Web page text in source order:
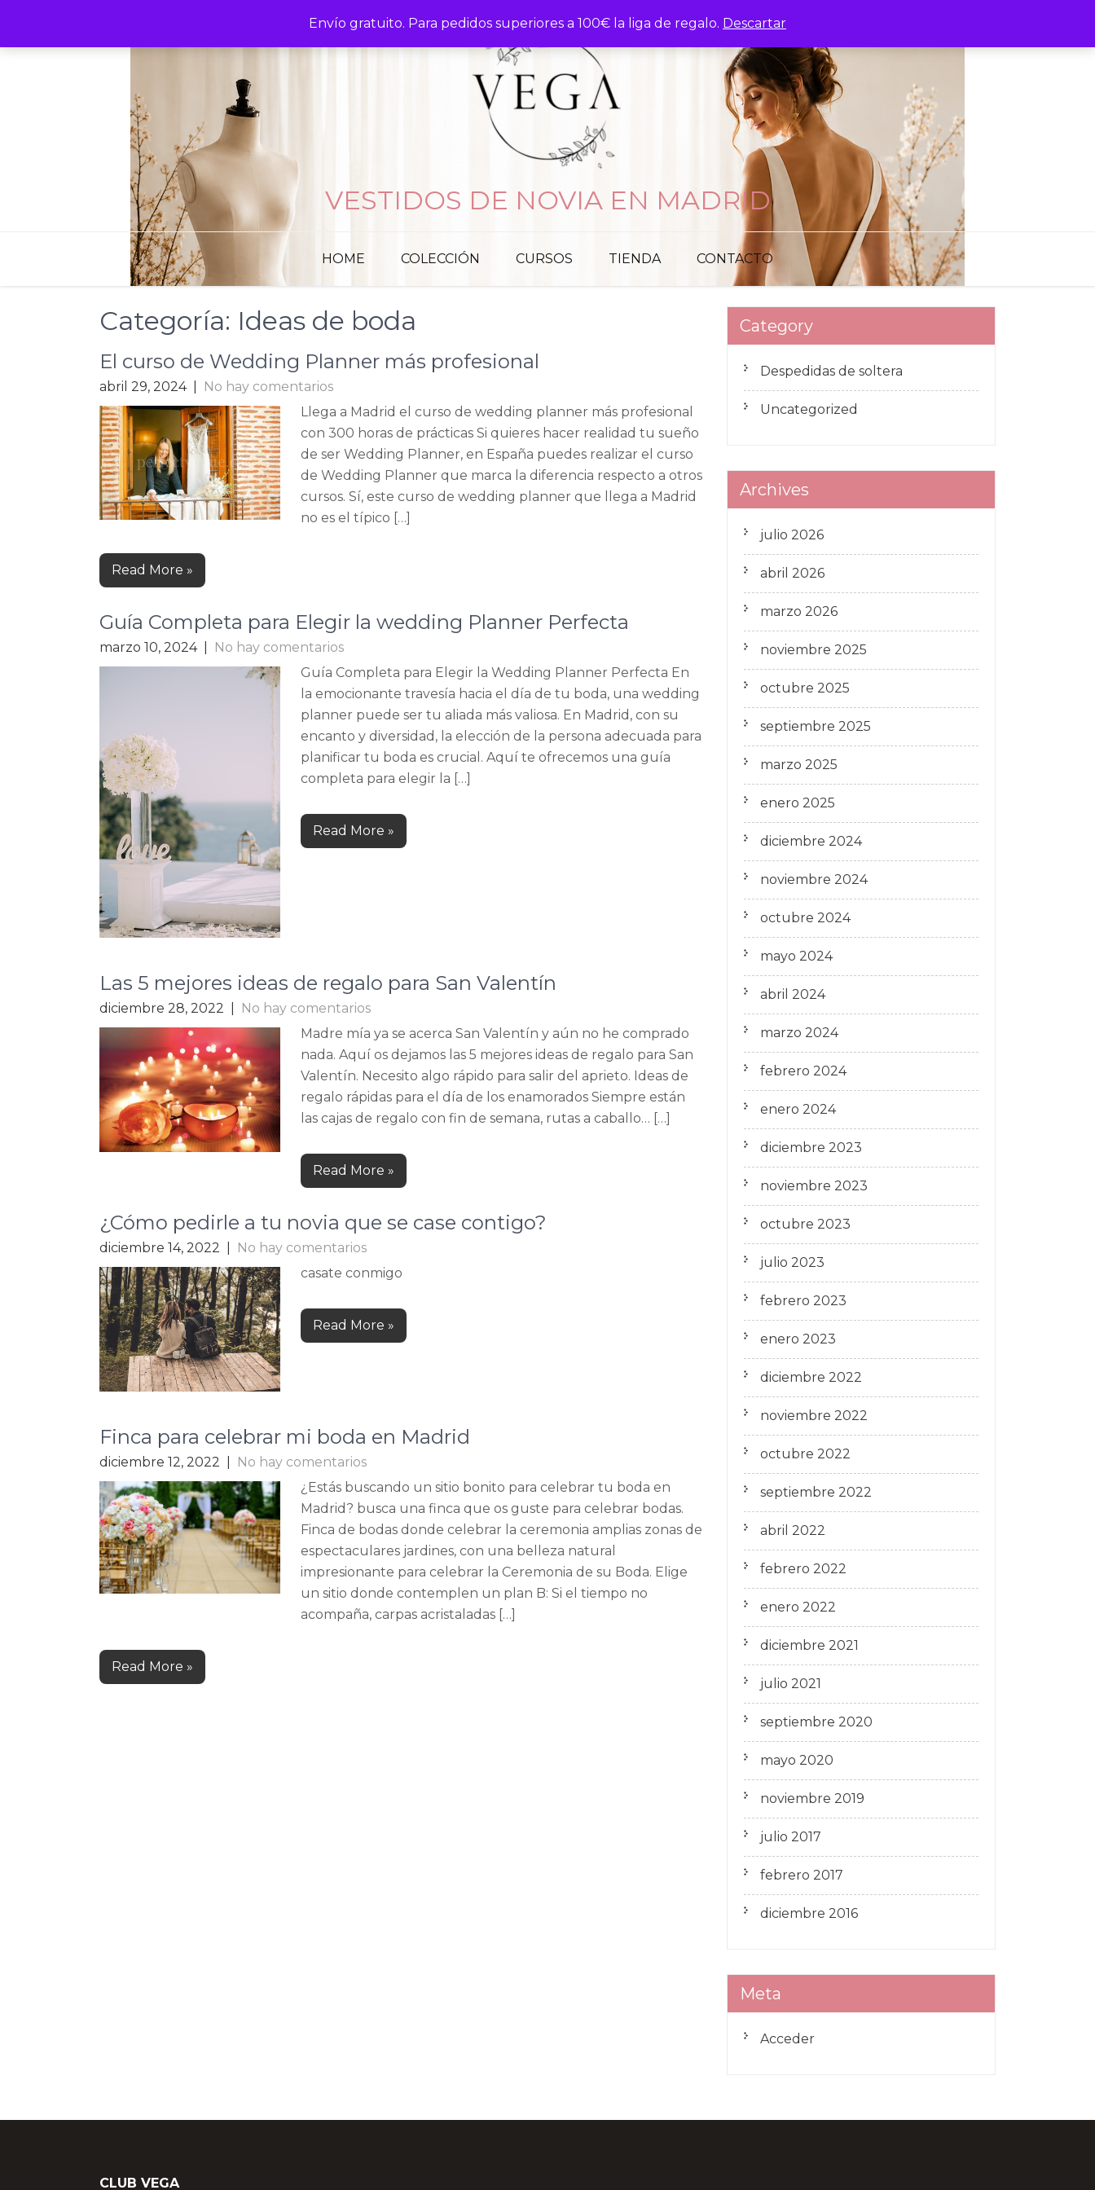
Envío gratuito. Para pedidos superiores a 100€ la liga de regalo. Descartar
content
VESTIDOS DE NOVIA EN MADRID
HOME COLECCIÓN CURSOS TIENDA CONTACTO
Categoría: Ideas de boda
El curso de Wedding Planner más profesional
abril 29, 2024
No hay comentarios
Llega a Madrid el curso de wedding planner más profesional
con 300 horas de prácticas Si quieres hacer realidad tu sueño
de ser Wedding Planner, en España puedes realizar el curso
de Wedding Planner que marca la diferencia respecto a otros
cursos. Sí, este curso de wedding planner que llega a Madrid
no es el típico […]
Read More »
Guía Completa para Elegir la wedding Planner Perfecta
marzo 10, 2024
No hay comentarios
Guía Completa para Elegir la Wedding Planner Perfecta En
la emocionante travesía hacia el día de tu boda, una wedding
planner puede ser tu aliada más valiosa. En Madrid, con su
encanto y diversidad, la elección de la persona adecuada para
planificar tu boda es crucial. Aquí te ofrecemos una guía
completa para elegir la […]
Read More »
Las 5 mejores ideas de regalo para San Valentín
diciembre 28, 2022
No hay comentarios
Madre mía ya se acerca San Valentín y aún no he comprado
nada. Aquí os dejamos las 5 mejores ideas de regalo para San
Valentín. Necesito algo rápido para salir del aprieto. Ideas de
regalo rápidas para el día de los enamorados Siempre están
las cajas de regalo con fin de semana, rutas a caballo… […]
Read More »
¿Cómo pedirle a tu novia que se case contigo?
diciembre 14, 2022
No hay comentarios
casate conmigo
Read More »
Finca para celebrar mi boda en Madrid
diciembre 12, 2022
No hay comentarios
¿Estás buscando un sitio bonito para celebrar tu boda en
Madrid? busca una finca que os guste para celebrar bodas.
Finca de bodas donde celebrar la ceremonia amplias zonas de
espectaculares jardines, con una belleza natural
impresionante para celebrar la Ceremonia de su Boda. Elige
un sitio donde contemplen un plan B: Si el tiempo no
acompaña, carpas acristaladas […]
Read More »
Category
Despedidas de soltera
Uncategorized
Archives
julio 2026
abril 2026
marzo 2026
noviembre 2025
octubre 2025
septiembre 2025
marzo 2025
enero 2025
diciembre 2024
noviembre 2024
octubre 2024
mayo 2024
abril 2024
marzo 2024
febrero 2024
enero 2024
diciembre 2023
noviembre 2023
octubre 2023
julio 2023
febrero 2023
enero 2023
diciembre 2022
noviembre 2022
octubre 2022
septiembre 2022
abril 2022
febrero 2022
enero 2022
diciembre 2021
julio 2021
septiembre 2020
mayo 2020
noviembre 2019
julio 2017
febrero 2017
diciembre 2016
Meta
Acceder
CLUB VEGA